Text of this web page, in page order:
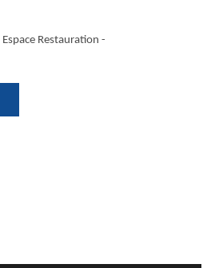
Espace Restauration -